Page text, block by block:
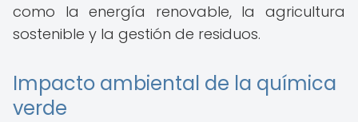
como la energía renovable, la agricultura
sostenible y la gestión de residuos.
Impacto ambiental de la química
verde